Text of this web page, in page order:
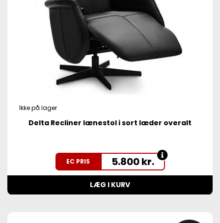
Ikke på lager
Delta Recliner lænestol i sort læder overalt
EC PRIS 5.800kr.
LÆG I KURV